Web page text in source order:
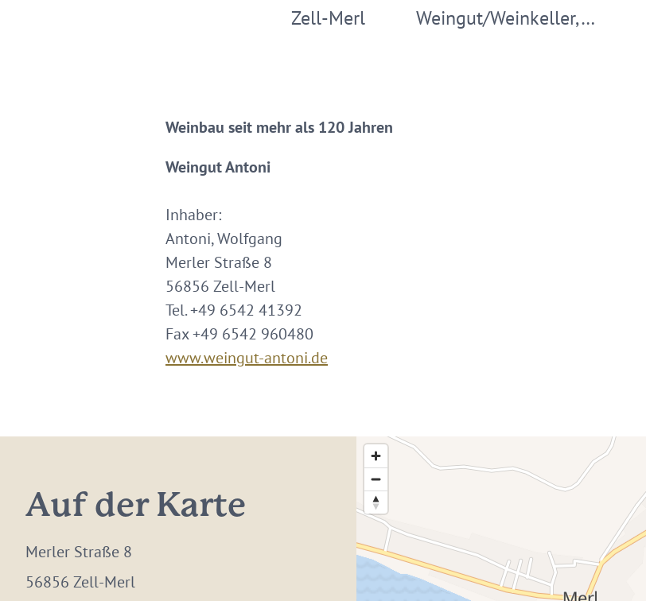
Zell-Merl Weingut/Weinkeller,…
Weinbau seit mehr als 120 Jahren
Weingut Antoni
Inhaber:
Antoni, Wolfgang
Merler Straße 8
56856 Zell-Merl
Tel. +49 6542 41392
Fax +49 6542 960480
www.weingut-antoni.de
Auf der Karte
Merler Straße 8
56856 Zell-Merl